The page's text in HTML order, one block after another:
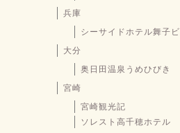
兵庫
シーサイドホテル舞子
大分
奥日田温泉うめひびき
宮崎
宮崎観光記
ソレスト高千穂ホテル